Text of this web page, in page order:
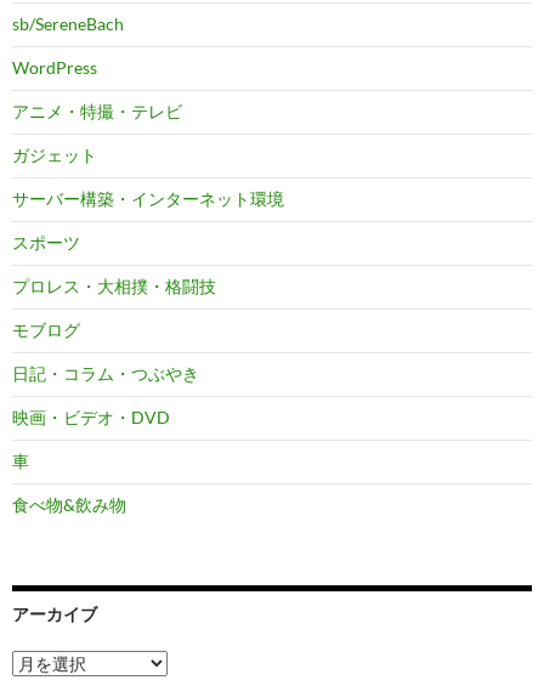
sb/SereneBach
WordPress
アニメ・特撮・テレビ
ガジェット
サーバー構築・インターネット環境
スポーツ
プロレス・大相撲・格闘技
モブログ
日記・コラム・つぶやき
映画・ビデオ・DVD
車
食べ物&飲み物
アーカイブ
ア
ー